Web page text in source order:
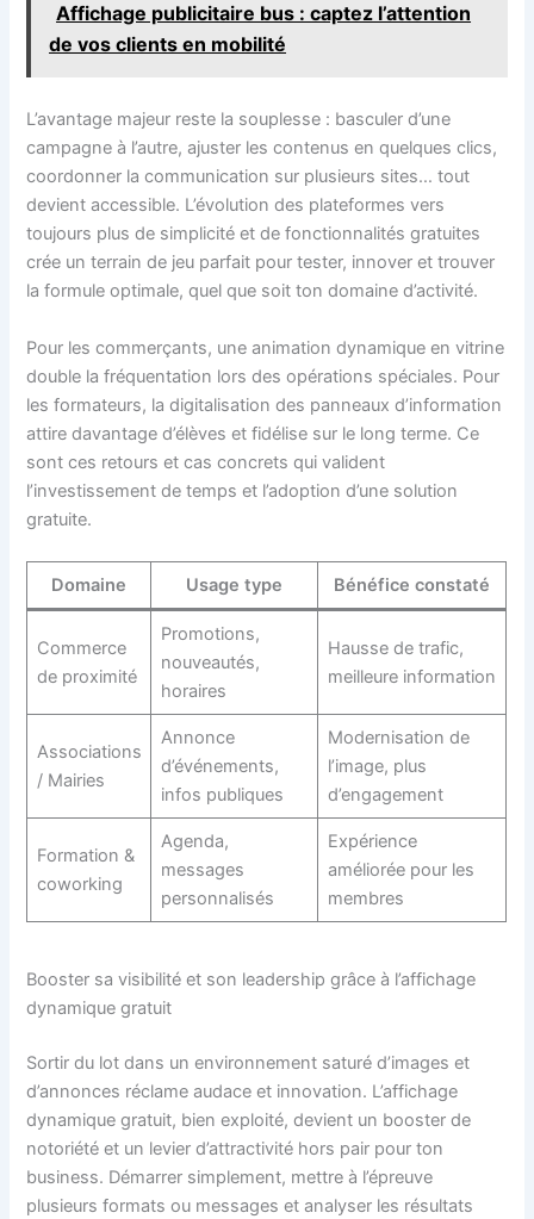
Affichage publicitaire bus : captez l’attention
de vos clients en mobilité
L’avantage majeur reste la souplesse : basculer d’une
campagne à l’autre, ajuster les contenus en quelques clics,
coordonner la communication sur plusieurs sites… tout
devient accessible. L’évolution des plateformes vers
toujours plus de simplicité et de fonctionnalités gratuites
crée un terrain de jeu parfait pour tester, innover et trouver
la formule optimale, quel que soit ton domaine d’activité.
Pour les commerçants, une animation dynamique en vitrine
double la fréquentation lors des opérations spéciales. Pour
les formateurs, la digitalisation des panneaux d’information
attire davantage d’élèves et fidélise sur le long terme. Ce
sont ces retours et cas concrets qui valident
l’investissement de temps et l’adoption d’une solution
gratuite.
Domaine Usage type Bénéfice constaté
Commerce
de proximité
Promotions,
nouveautés,
horaires
Hausse de trafic,
meilleure information
Associations
/ Mairies
Annonce
d’événements,
infos publiques
Modernisation de
l’image, plus
d’engagement
Formation &
coworking
Agenda,
messages
personnalisés
Expérience
améliorée pour les
membres
Booster sa visibilité et son leadership grâce à l’affichage
dynamique gratuit
Sortir du lot dans un environnement saturé d’images et
d’annonces réclame audace et innovation. L’affichage
dynamique gratuit, bien exploité, devient un booster de
notoriété et un levier d’attractivité hors pair pour ton
business. Démarrer simplement, mettre à l’épreuve
plusieurs formats ou messages et analyser les résultats